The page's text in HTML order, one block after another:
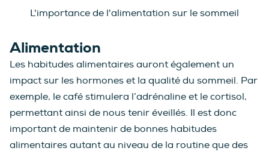
L'importance de l'alimentation sur le sommeil
Alimentation
Les habitudes alimentaires auront également un
impact sur les hormones et la qualité du sommeil. Par
exemple, le café stimulera l’adrénaline et le cortisol,
permettant ainsi de nous tenir éveillés. Il est donc
important de maintenir de bonnes habitudes
alimentaires autant au niveau de la routine que des